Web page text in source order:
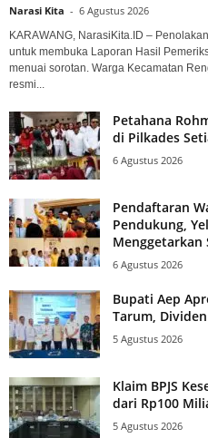
Narasi Kita - 6 Agustus 2026
KARAWANG, NarasiKita.ID –
untuk membuka Laporan Hasil
menuai sorotan. Warga Kecamatan
resmi...
Petahana
di Pilkades
6 Agustus 2026
Pendaftaran
Pendukung,
Menggetarkan
6 Agustus 2026
Bupati Aep
Tarum,
5 Agustus 2026
Klaim BPJS
dari Rp100
5 Agustus 2026